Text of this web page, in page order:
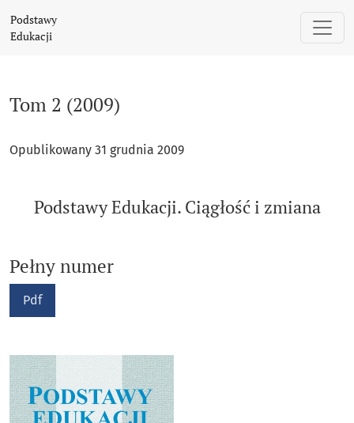
Podstawy
Edukacji
Tom 2 (2009)
Opublikowany 31 grudnia 2009
Podstawy Edukacji. Ciągłość i zmiana
Pełny numer
Pdf